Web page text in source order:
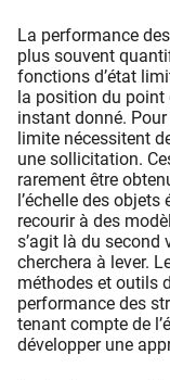
La performance
plus souvent
fonctions d’état
la position du point
instant donné.
limite nécessitent
une sollicitation.
rarement être
l’échelle des
recourir à des
s’agit là du second
cherchera à lever.
méthodes et outils
performance des
tenant compte de
développer une